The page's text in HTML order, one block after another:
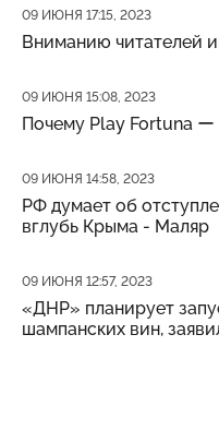
Дата публикации
09 ИЮНЯ 17:15, 2023
Вниманию читателей
Дата публикации
09 ИЮНЯ 15:08, 2023
Почему Play Fortuna ー
Дата публикации
09 ИЮНЯ 14:58, 2023
РФ думает об
вглубь Крыма - Маляр
Дата публикации
09 ИЮНЯ 12:57, 2023
«ДНР» планирует
шампанских вин,